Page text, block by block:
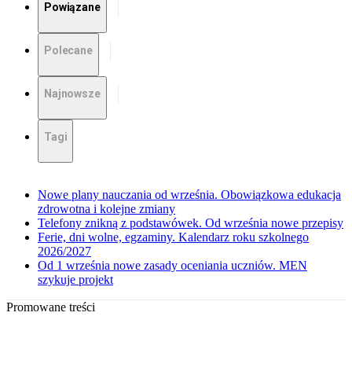
Powiązane
Polecane
Najnowsze
Tagi
Nowe plany nauczania od września. Obowiązkowa edukacja
zdrowotna i kolejne zmiany
Telefony znikną z podstawówek. Od września nowe przepisy
Ferie, dni wolne, egzaminy. Kalendarz roku szkolnego
2026/2027
Od 1 września nowe zasady oceniania uczniów. MEN
szykuje projekt
Promowane treści